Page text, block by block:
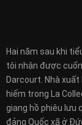
Hai năm sau khi
tôi nhận được
Darcourt. Nhà
hiếm trong La
giang hồ phiêu lưu
đảng Quốc xã ở